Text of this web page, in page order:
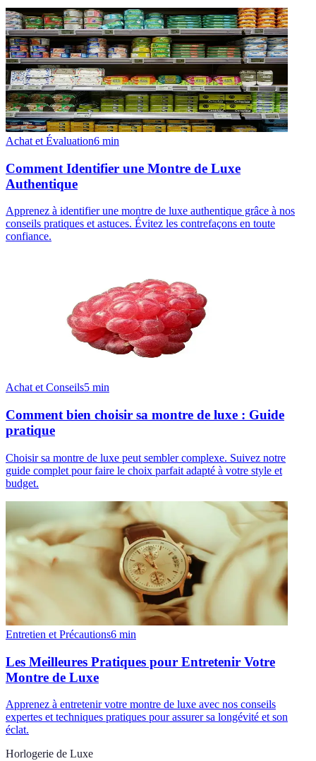
Achat et Évaluation6 min
Comment Identifier une Montre de Luxe
Authentique
Apprenez à identifier une montre de luxe authentique grâce à nos
conseils pratiques et astuces. Évitez les contrefaçons en toute
confiance.
Achat et Conseils5 min
Comment bien choisir sa montre de luxe : Guide
pratique
Choisir sa montre de luxe peut sembler complexe. Suivez notre
guide complet pour faire le choix parfait adapté à votre style et
budget.
Entretien et Précautions6 min
Les Meilleures Pratiques pour Entretenir Votre
Montre de Luxe
Apprenez à entretenir votre montre de luxe avec nos conseils
expertes et techniques pratiques pour assurer sa longévité et son
éclat.
Horlogerie de Luxe